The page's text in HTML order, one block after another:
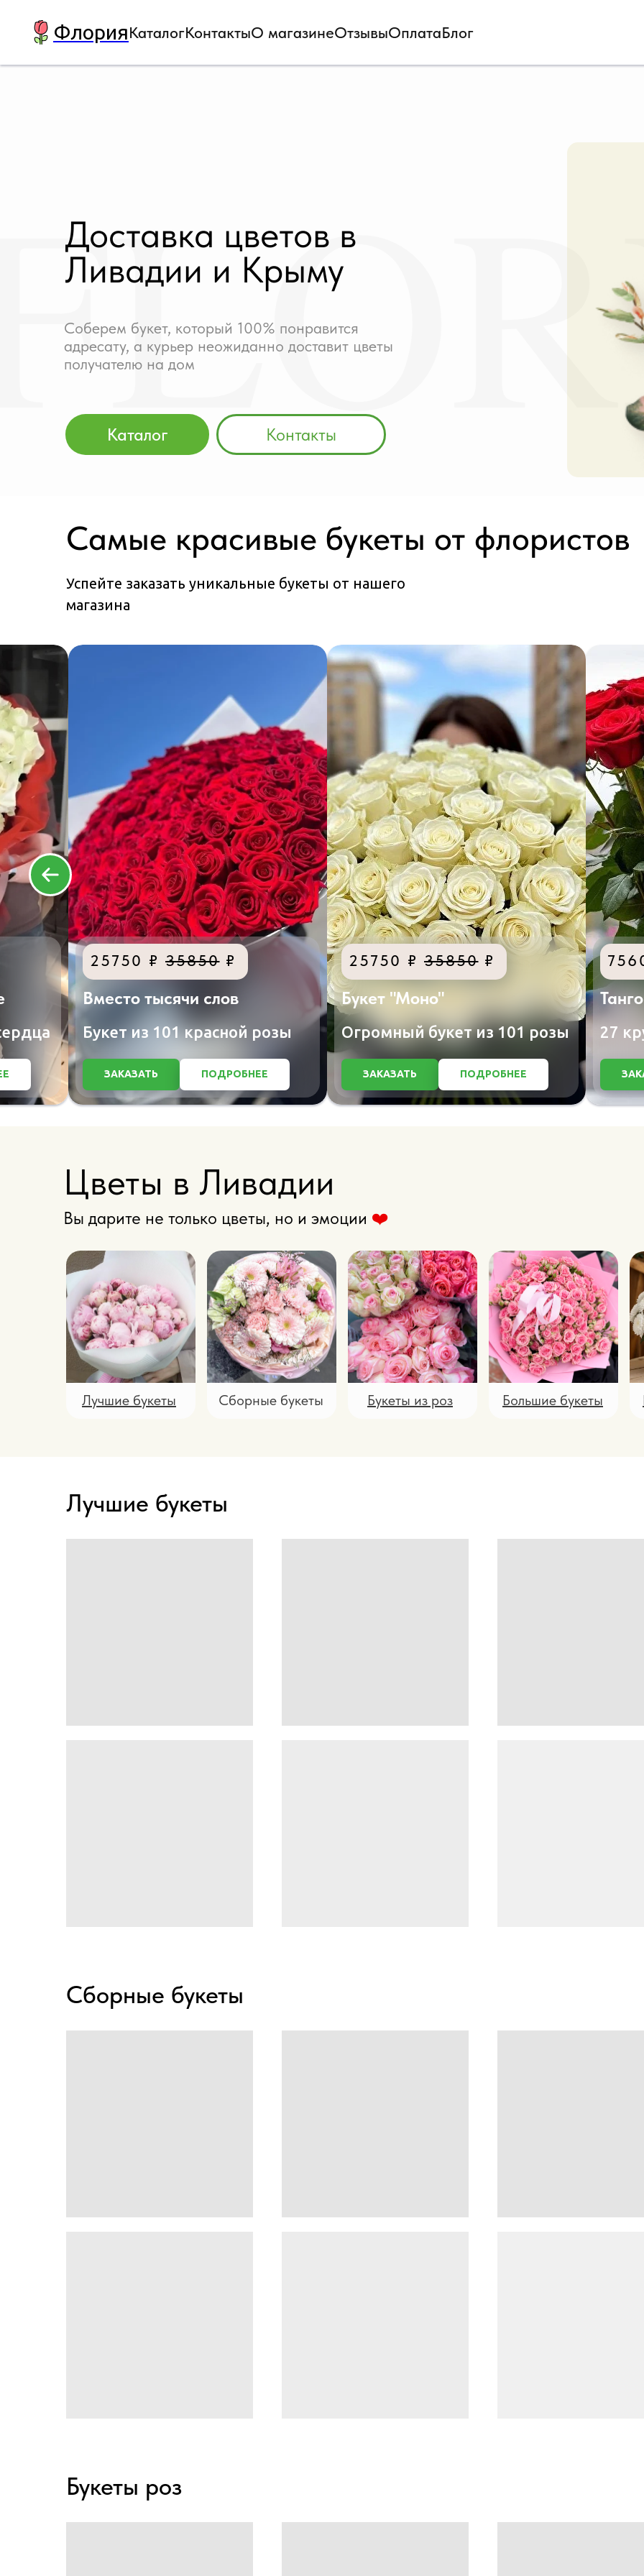
ФлорияКаталогКонтактыО магазинеОтзывыОплатаБлог
Контакты
Каталог
Доставка цветов в
Ливадии и Крыму
Соберем букет, который 100% понравится
адресату, а курьер неожиданно доставит цветы
получателю на дом
Самые красивые букеты от флористов
Успейте заказать уникальные букеты от нашего
магазина
25750 ₽ 35850₽
Вместо тысячи слов
Букет из 101 красной розы
ЗАКАЗАТЬ ПОДРОБНЕЕ
25750 ₽ 35850₽
Букет "Моно"
Огромный букет из 101 розы
ЗАКАЗАТЬ ПОДРОБНЕЕ
Танго
27
Лучшие букеты Сборные букеты Букеты из роз Большие букеты
Цветы в Ливадии
Вы дарите не только цветы, но и эмоции ❤️
Лучшие букеты
Сборные букеты
Букеты роз